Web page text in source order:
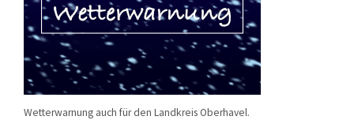
Wetterwarnung auch für den Landkreis Oberhavel.